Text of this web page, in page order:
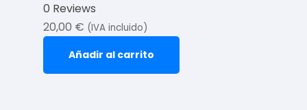
0 Reviews
20,00 € (IVA incluido)
Añadir al carrito